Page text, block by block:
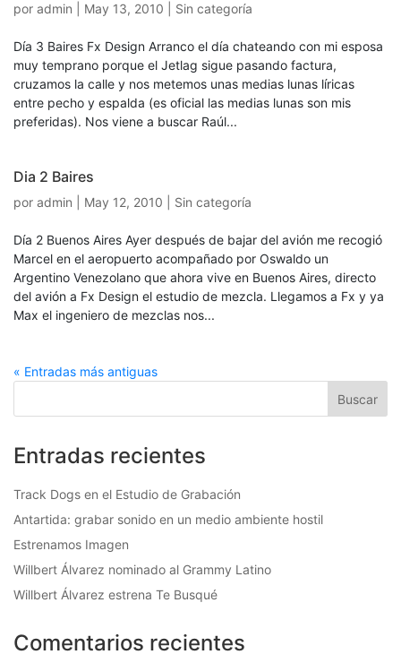
por admin May 13, 2010 | Sin categoría
Día 3 Baires Fx Design Arranco el día chateando con mi esposa
muy temprano porque el Jetlag sigue pasando factura,
cruzamos la calle y nos metemos unas medias lunas líricas
entre pecho y espalda (es oficial las medias lunas son mis
preferidas). Nos viene a buscar Raúl...
Dia 2 Baires
por admin May 12, 2010 | Sin categoría
Día 2 Buenos Aires Ayer después de bajar del avión me recogió
Marcel en el aeropuerto acompañado por Oswaldo un
Argentino Venezolano que ahora vive en Buenos Aires, directo
del avión a Fx Design el estudio de mezcla. Llegamos a Fx y ya
Max el ingeniero de mezclas nos...
« Entradas más antiguas
Entradas recientes
Track Dogs en el Estudio de Grabación
Antartida: grabar sonido en un medio ambiente hostil
Estrenamos Imagen
Willbert Álvarez nominado al Grammy Latino
Willbert Álvarez estrena Te Busqué
Comentarios recientes